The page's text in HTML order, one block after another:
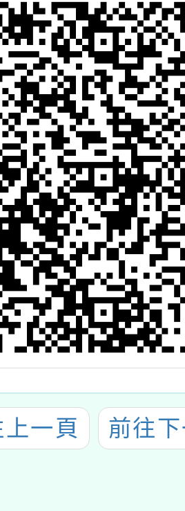
一頁 前往